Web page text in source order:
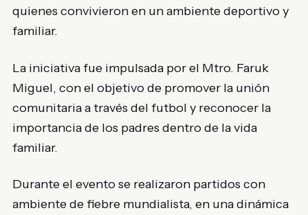
quienes convivieron en un ambiente deportivo y
familiar.
La iniciativa fue impulsada por el Mtro. Faruk
Miguel, con el objetivo de promover la unión
comunitaria a través del futbol y reconocer la
importancia de los padres dentro de la vida
familiar.
Durante el evento se realizaron partidos con
ambiente de fiebre mundialista, en una dinámica